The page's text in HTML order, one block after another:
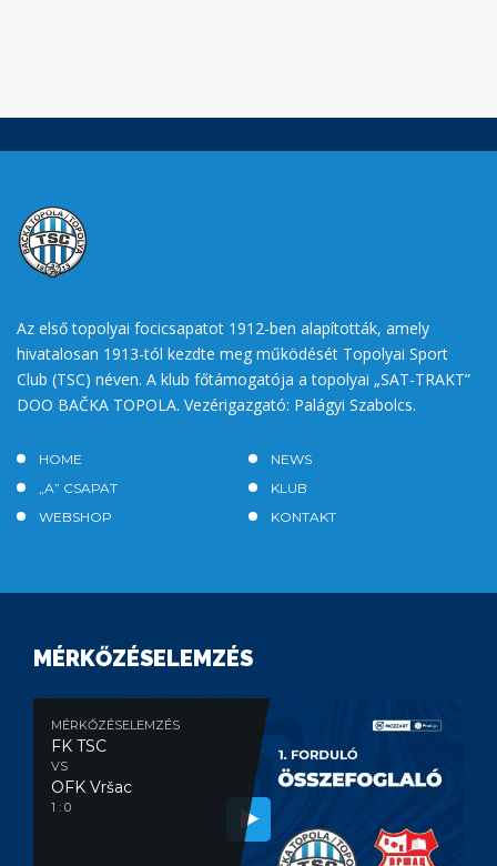
Az első topolyai focicsapatot 1912-ben alapították, amely
hivatalosan 1913-tól kezdte meg működését Topolyai Sport
Club (TSC) néven. A klub főtámogatója a topolyai „SAT-TRAKT”
DOO BAČKA TOPOLA. Vezérigazgató: Palágyi Szabolcs.
HOME
NEWS
„A” CSAPAT
KLUB
WEBSHOP
KONTAKT
MÉRKŐZÉSELEMZÉS
MÉRKŐZÉSELEMZÉS
FK TSC
VS
OFK Vršac
1 : 0